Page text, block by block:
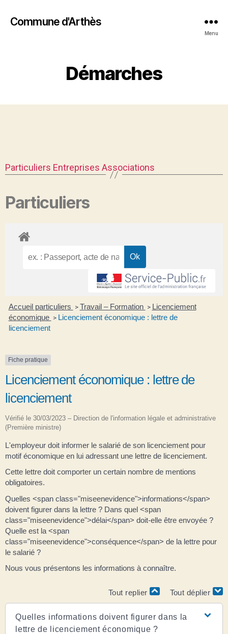
Commune d'Arthès
Menu
Démarches
Particuliers Entreprises Associations
Particuliers
Accueil particuliers > Travail – Formation > Licenciement
économique > Licenciement économique : lettre de
licenciement
Fiche pratique
Licenciement économique : lettre de
licenciement
Vérifié le 30/03/2023 – Direction de l'information légale et administrative
(Première ministre)
L'employeur doit informer le salarié de son licenciement pour
motif économique en lui adressant une lettre de licenciement.
Cette lettre doit comporter un certain nombre de mentions
obligatoires.
Quelles <span class="miseenevidence">informations</span>
doivent figurer dans la lettre ? Dans quel <span
class="miseenevidence">délai</span> doit-elle être envoyée ?
Quelle est la <span
class="miseenevidence">conséquence</span> de la lettre pour
le salarié ?
Nous vous présentons les informations à connaître.
Tout replier Tout déplier
Quelles informations doivent figurer dans la
lettre de licenciement économique ?